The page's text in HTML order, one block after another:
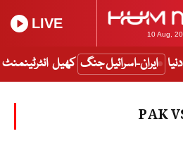
10 Aug,
LIVE
دنیا ایران-اسرائیل جنگ کھیل انٹرٹینمنٹ
PAK